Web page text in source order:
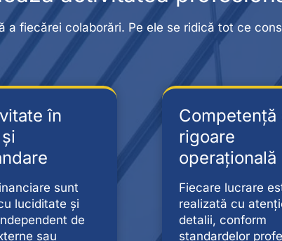
fiecărei colaborări. Pe ele se ridică tot ce
în
sunt
luciditate și
de
sau
Competență
rigoare
operațională
Fiecare lucrare
realizată cu
detalii, conform
standardelor